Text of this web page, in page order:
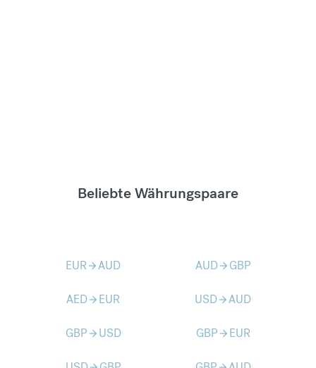
Beliebte Währungspaare
EURarrow_forwardAUD AUDarrow_forward GBP
AEDarrow_forward EUR USDarrow_forwardAUD
GBParrow_forward USD GBParrow_forward EUR